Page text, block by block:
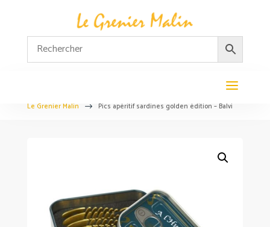
Le Grenier Malin $ Pics apéritif sardines golden édition – Balvi